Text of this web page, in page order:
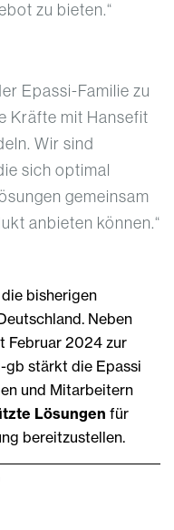
zu bieten.“
Epassi-Familie zu
Kräfte mit Hansefit
Wir sind
sich optimal
gemeinsam
anbieten können.“
bisherigen
Neben
Februar 2024 zur
gb stärkt die Epassi
und Mitarbeitern
Lösungen für
bereitzustellen.